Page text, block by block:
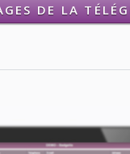
DE LA